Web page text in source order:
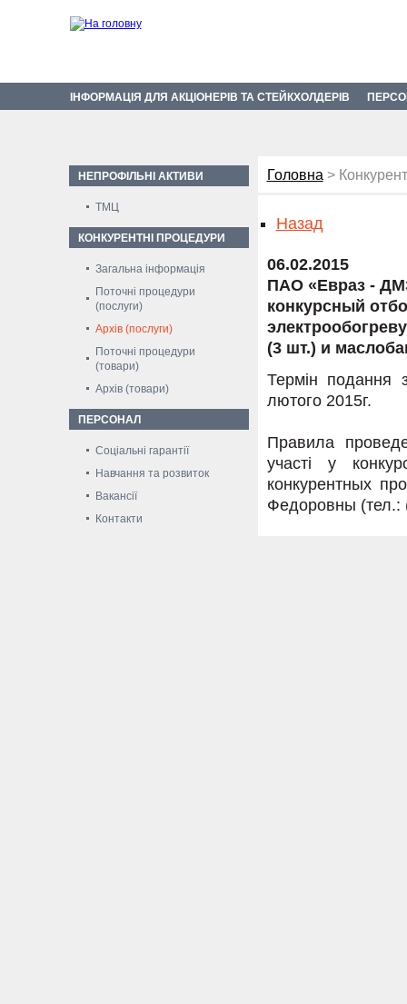
ІНФОРМАЦІЯ ДЛЯ АКЦІОНЕРІВ ТА СТЕЙКХОЛДЕРІВ
НЕПРОФІЛЬНІ АКТИВИ
ТМЦ
КОНКУРЕНТНІ ПРОЦЕДУРИ
Загальна інформація
Поточні процедури
(послуги)
Архів (послуги)
Поточні процедури
(товари)
Архів (товари)
ПЕРСОНАЛ
Соціальні гарантії
Навчання та розвиток
Вакансії
Контакти
Головна >
Назад
06.02.2015
ПАО «Евраз -
конкурсный
(3 шт.) и
Термін подання
лютого 2015г.
Правила
участі у
конкурентных
Федоровны (тел.: